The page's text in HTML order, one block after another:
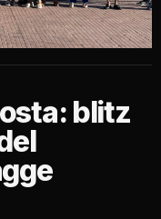
blitz